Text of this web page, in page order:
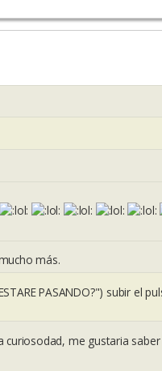
más.
PASANDO?") subir el
me gustaria